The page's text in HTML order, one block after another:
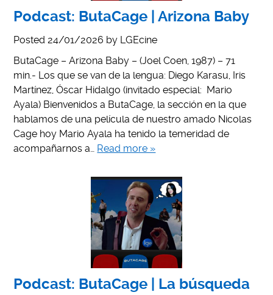
Podcast: ButaCage | Arizona Baby
Posted 24/01/2026 by LGEcine
ButaCage – Arizona Baby – (Joel Coen, 1987) – 71
min.- Los que se van de la lengua: Diego Karasu, Iris
Martínez, Óscar Hidalgo (invitado especial: Mario
Ayala) Bienvenidos a ButaCage, la sección en la que
hablamos de una película de nuestro amado Nicolas
Cage hoy Mario Ayala ha tenido la temeridad de
acompañarnos a… Read more »
Podcast: ButaCage | La búsqueda